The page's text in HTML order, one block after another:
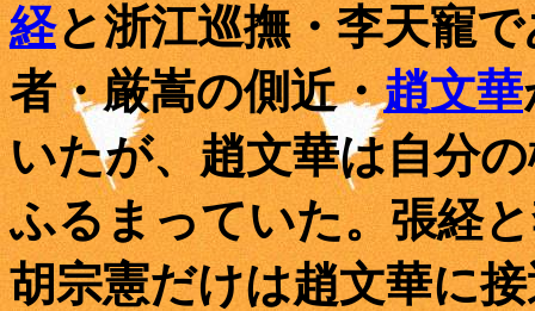
経と浙江巡撫・李天寵
者・厳嵩の側近・趙文華
いたが、趙文華は自分
ふるまっていた。張経
胡宗憲だけは趙文華に